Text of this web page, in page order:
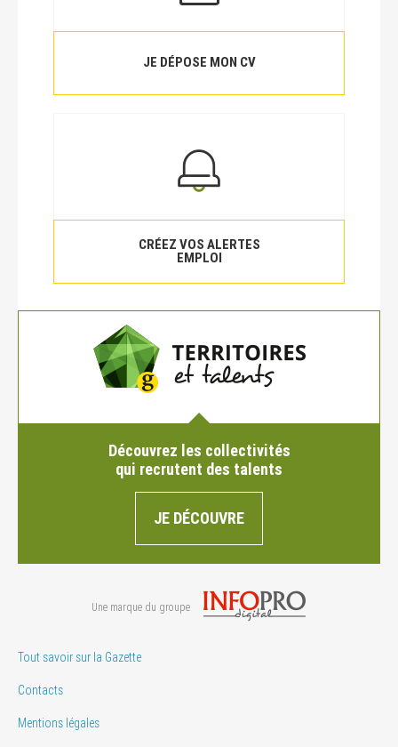
JE DÉPOSE MON CV
CRÉEZ VOS ALERTES
EMPLOI
Découvrez les collectivités
qui recrutent des talents
JE DÉCOUVRE
Une marque du groupe
Tout savoir sur la Gazette
Contacts
Mentions légales